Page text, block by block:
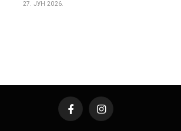
27. ЈУН 2026.
FacebookInstagram